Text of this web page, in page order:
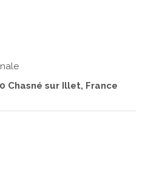
Chasné sur Illet, France